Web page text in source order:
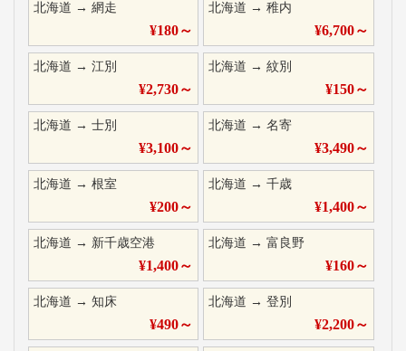
北海道 → 網走
¥180～
北海道 →稚内
¥6,700～
北海道 → 江別
¥2,730～
北海道 →紋別
¥150～
北海道 → 士別
¥3,100～
北海道 →名寄
¥3,490～
北海道 → 根室
¥200～
北海道 →千歳
¥1,400～
北海道 → 新千歳空港
¥1,400～
北海道 →富良野
¥160～
北海道 → 知床
¥490～
北海道 →登別
¥2,200～